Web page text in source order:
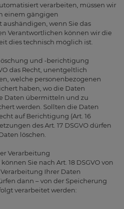
verarbeiten, müssen wir
einem gängigen
wenn Sie das
Verantwortlichen können wir die
dies technisch möglich ist.
und -berichtigung
das Recht, unentgeltlich
welche personenbezogenen
haben, wo die Daten
Daten übermitteln und zu
werden. Sollten die Daten
auf Berichtigung (Art. 16
des Art. 17 DSGVO dürfen
löschen.
Verarbeitung
Sie nach Art. 18 DSGVO von
Ihrer Daten
dann – von der Speicherung
verarbeitet werden: